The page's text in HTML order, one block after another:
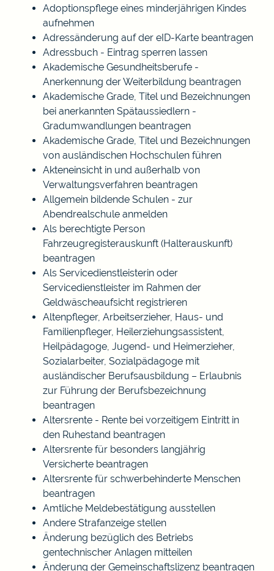
Adoptionspflege eines minderjährigen Kindes
aufnehmen
Adressänderung auf der eID-Karte beantragen
Adressbuch - Eintrag sperren lassen
Akademische Gesundheitsberufe -
Anerkennung der Weiterbildung beantragen
Akademische Grade, Titel und Bezeichnungen
bei anerkannten Spätaussiedlern -
Gradumwandlungen beantragen
Akademische Grade, Titel und Bezeichnungen
von ausländischen Hochschulen führen
Akteneinsicht in und außerhalb von
Verwaltungsverfahren beantragen
Allgemein bildende Schulen - zur
Abendrealschule anmelden
Als berechtigte Person
Fahrzeugregisterauskunft (Halterauskunft)
beantragen
Als Servicedienstleisterin oder
Servicedienstleister im Rahmen der
Geldwäscheaufsicht registrieren
Altenpfleger, Arbeitserzieher, Haus- und
Familienpfleger, Heilerziehungsassistent,
Heilpädagoge, Jugend- und Heimerzieher,
Sozialarbeiter, Sozialpädagoge mit
ausländischer Berufsausbildung – Erlaubnis
zur Führung der Berufsbezeichnung
beantragen
Altersrente - Rente bei vorzeitigem Eintritt in
den Ruhestand beantragen
Altersrente für besonders langjährig
Versicherte beantragen
Altersrente für schwerbehinderte Menschen
beantragen
Amtliche Meldebestätigung ausstellen
Andere Strafanzeige stellen
Änderung bezüglich des Betriebs
gentechnischer Anlagen mitteilen
Änderung der Gemeinschaftslizenz beantragen